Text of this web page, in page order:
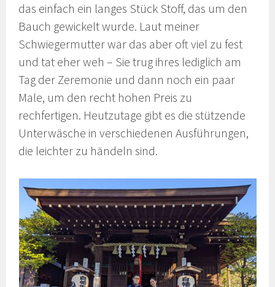
das einfach ein langes Stück Stoff, das um den
Bauch gewickelt wurde. Laut meiner
Schwiegermutter war das aber oft viel zu fest
und tat eher weh – Sie trug ihres lediglich am
Tag der Zeremonie und dann noch ein paar
Male, um den recht hohen Preis zu
rechfertigen. Heutzutage gibt es die stützende
Unterwäsche in verschiedenen Ausführungen,
die leichter zu händeln sind.